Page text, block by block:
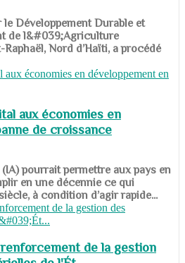
Développement Durable et
de l&#039;Agriculture
Nord d’Haïti, a procédé
aux économies en
de croissance
pourrait permettre aux pays en
en une décennie ce qui
à condition d’agir rapide...
de la gestion